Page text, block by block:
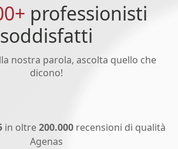
professionisti
soddisfatti
nostra parola, ascolta quello che
dicono!
in oltre200.000recensioni di qualità
Agenas